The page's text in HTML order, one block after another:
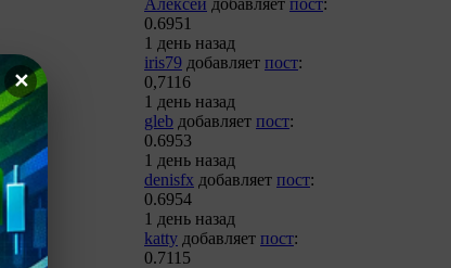
Алексей добавляет пост:
0.6951
1 день назад
iris79 добавляет пост:
0,7116
1 день назад
gleb добавляет пост:
0.6953
1 день назад
denisfx добавляет пост:
0.6954
1 день назад
katty добавляет пост:
0.7115
✕